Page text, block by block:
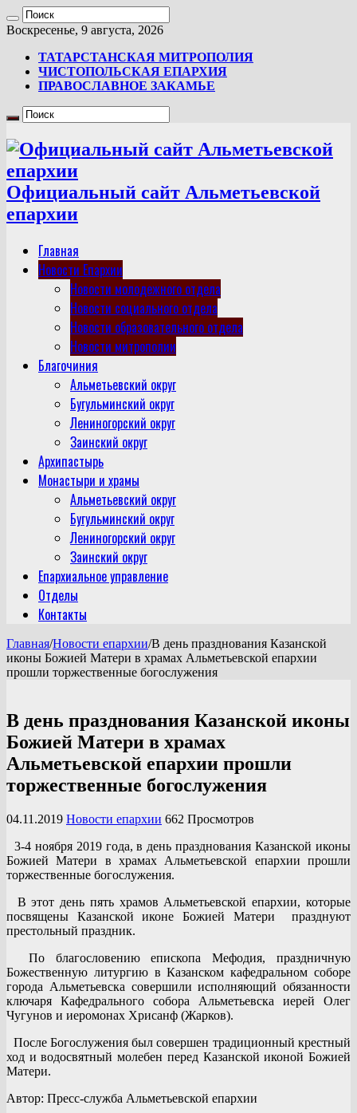
Воскресенье, 9 августа, 2026
ТАТАРСТАНСКАЯ МИТРОПОЛИЯ
ЧИСТОПОЛЬСКАЯ ЕПАРХИЯ
ПРАВОСЛАВНОЕ ЗАКАМЬЕ
Официальный сайт Альметьевской
епархии
Главная
Новости Епархии
Новости молодежного отдела
Новости социального отдела
Новости образовательного отдела
Новости митрополии
Благочиния
Альметьевский округ
Бугульминский округ
Лениногорский округ
Заинский округ
Архипастырь
Монастыри и храмы
Альметьевский округ
Бугульминский округ
Лениногорский округ
Заинский округ
Епархиальное управление
Отделы
Контакты
Главная/Новости епархии/В день празднования Казанской
иконы Божией Матери в храмах Альметьевской епархии
прошли торжественные богослужения
В день празднования Казанской иконы
Божией Матери в храмах
Альметьевской епархии прошли
торжественные богослужения
04.11.2019 Новости епархии 662 Просмотров
3-4 ноября 2019 года, в день празднования Казанской иконы
Божией Матери в храмах Альметьевской епархии прошли
торжественные богослужения.
В этот день пять храмов Альметьевской епархии, которые
посвящены Казанской иконе Божией Матери празднуют
престольный праздник.
По благословению епископа Мефодия, праздничную
Божественную литургию в Казанском кафедральном соборе
города Альметьевска совершили исполняющий обязанности
ключаря Кафедрального собора Альметьевска иерей Олег
Чугунов и иеромонах Хрисанф (Жарков).
После Богослужения был совершен традиционный крестный
ход и водосвятный молебен перед Казанской иконой Божией
Матери.
Автор: Пресс-служба Альметьевской епархии